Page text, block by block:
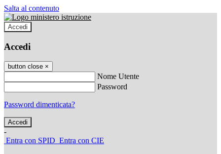
Salta al contenuto
Accedi
Accedi
button close ×
Nome Utente
Password
Password dimenticata?
-
Entra con SPID Entra con CIE